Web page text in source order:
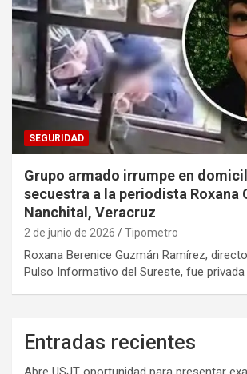
SEGURIDAD
Grupo armado irrumpe en
secuestra a la periodista Roxana
Nanchital, Veracruz
2 de junio de 2026 Tipometro
Roxana Berenice Guzmán Ramírez,
Pulso Informativo del Sureste, fue
Entradas recientes